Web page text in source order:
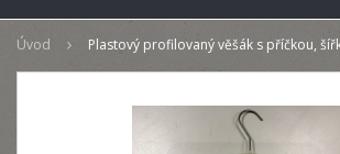
Úvod Plastový profilovaný věšák s příčkou,